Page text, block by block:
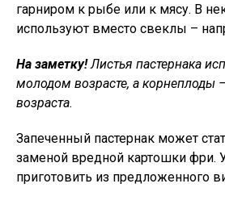
гарниром к рыбе или к мясу. В
используют вместо свеклы –
На заметку!Листья пастернака
молодом возрасте, а корнеплоды
возраста.
Запеченный пастернак может
заменой вредной картошки фри.
приготовить из предложенного